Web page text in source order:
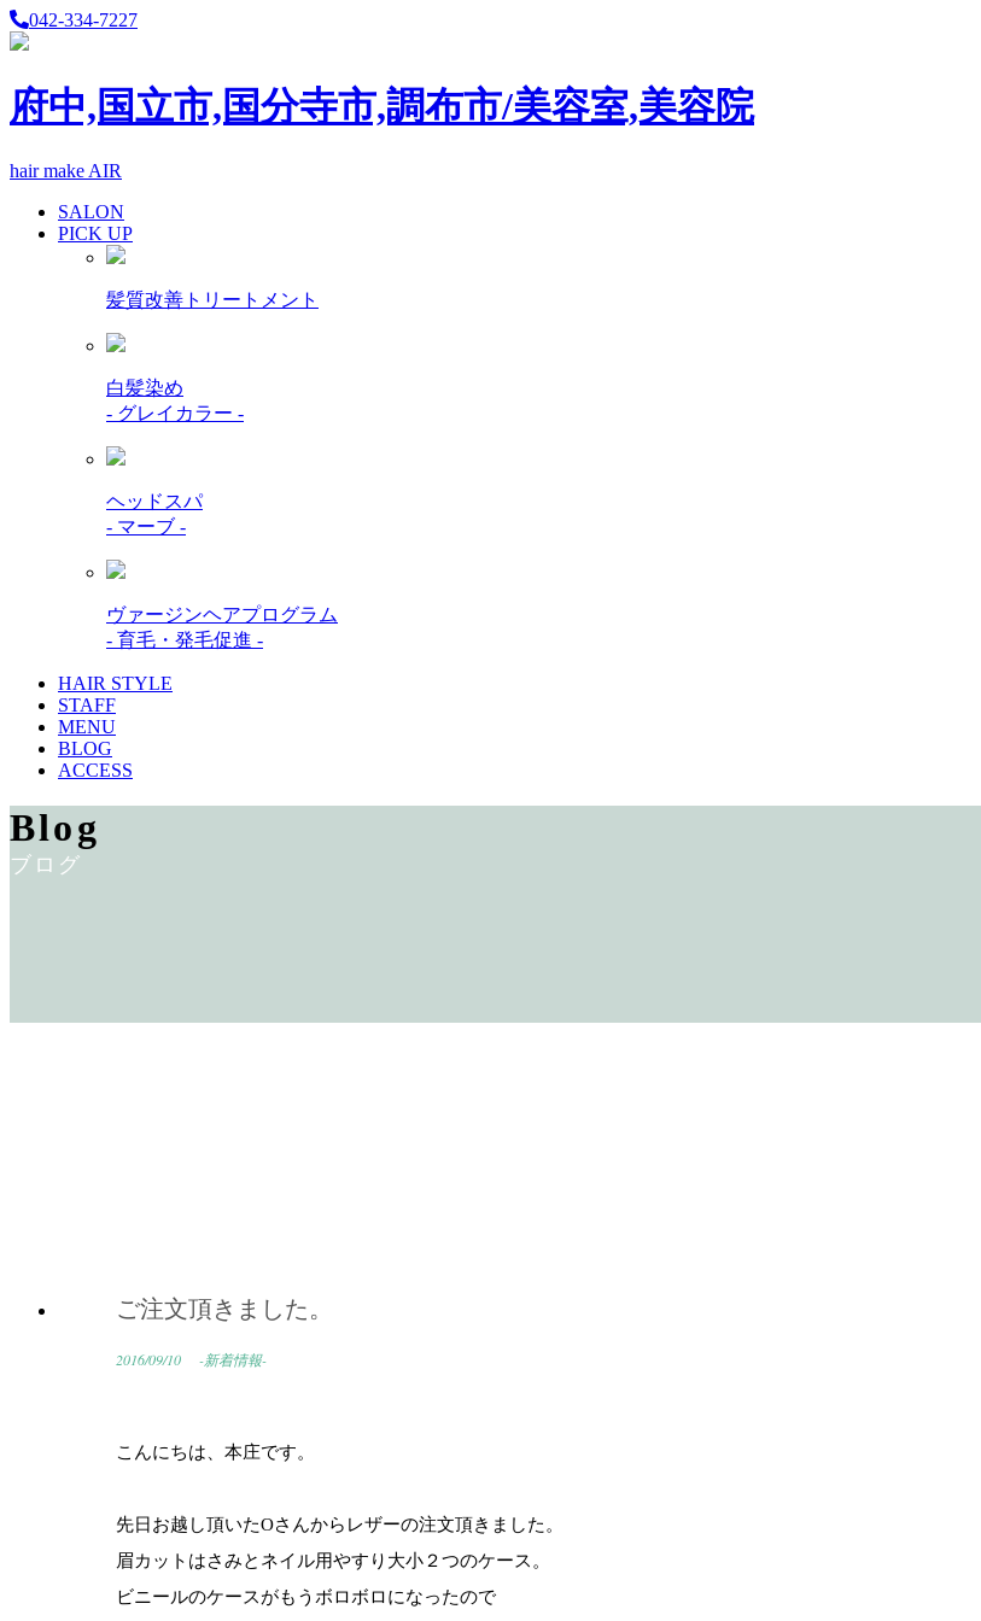
042-334-7227
府中,国立市,国分寺市,調布市/美容室,美容院
hair make AIR
SALON
PICK UP
髪質改善トリートメント
白髪染め
- グレイカラー -
ヘッドスパ
- マーブ -
ヴァージンヘアプログラム
- 育毛・発毛促進 -
HAIR STYLE
STAFF
MENU
BLOG
ACCESS
Blog
ブログ
ご注文頂きました。
2016/09/10 -新着情報-
こんにちは、本庄です。
先日お越し頂いたOさんからレザーの注文頂きました。
眉カットはさみとネイル用やすり大小２つのケース。
ビニールのケースがもうボロボロになったので